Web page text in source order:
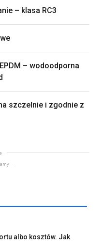
– klasa RC3
– wodoodporna
szczelnie i zgodnie z
albo kosztów. Jak